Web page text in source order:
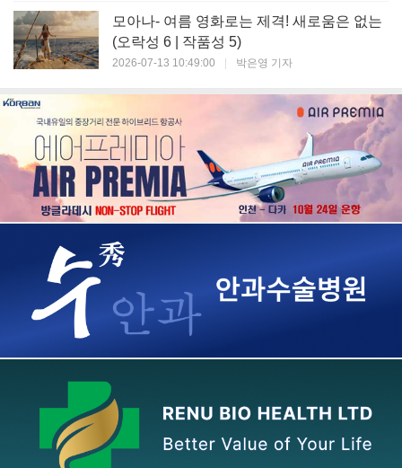
모아나- 여름 영화로는 제격! 새로움은 없는
(오락성 6 | 작품성 5)
2026-07-13 10:49:00 박은영 기자